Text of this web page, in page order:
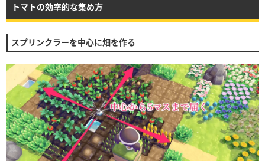
トマトの効率的な集め方
スプリンクラーを中心に畑を作る